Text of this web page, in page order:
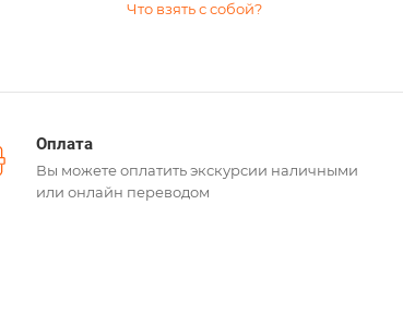
Что взять с собой?
Оплата
Вы можете оплатить экскурсии наличными
или онлайн переводом